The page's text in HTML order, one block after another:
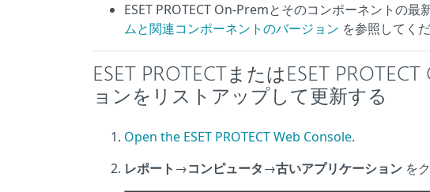
ESET PROTECT On-Premとそのコンポーネントの最
ムと関連コンポーネントのバージョン を参照してくだ
ESET PROTECTまたはESET
ョンをリストアップして更新する
Open the ESET PROTECT Web Console.
レポート →コンピュータ→古いアプリケーション を